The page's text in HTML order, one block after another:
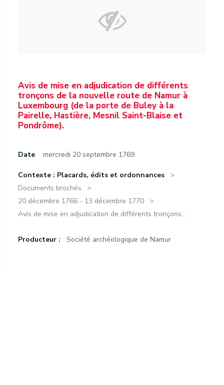
Avis de mise en adjudication de différents
tronçons de la nouvelle route de Namur à
Luxembourg (de la porte de Buley à la
Pairelle, Hastière, Mesnil Saint-Blaise et
Pondrôme).
Date mercredi 20 septembre 1769
Contexte : Placards, édits et ordonnances
Documents brochés
20 décembre 1766 - 13 décembre 1770
Avis de mise en adjudication de différents tronçons...
Producteur : Société archéologique de Namur